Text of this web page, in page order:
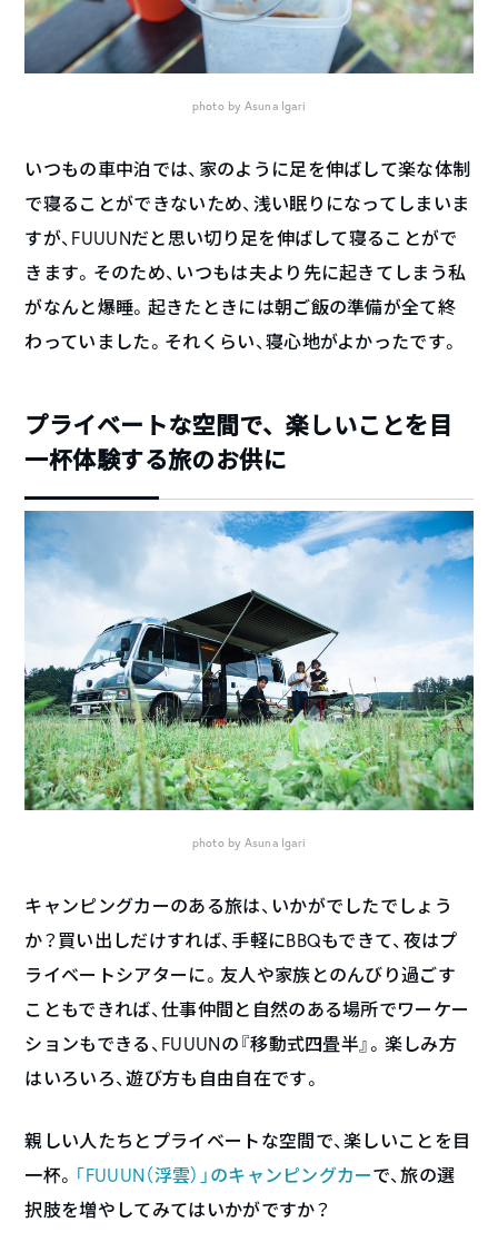
photo by Asuna Igari
いつもの車中泊では、家のように足を伸ばして楽な体制
で寝ることができないため、浅い眠りになってしまいま
すが、FUUUNだと思い切り足を伸ばして寝ることがで
きます。そのため、いつもは夫より先に起きてしまう私
がなんと爆睡。起きたときには朝ご飯の準備が全て終
わっていました。それくらい、寝心地がよかったです。
プライベートな空間で、楽しいことを目
一杯体験する旅のお供に
photo by Asuna Igari
キャンピングカーのある旅は、いかがでしたでしょう
か？買い出しだけすれば、手軽にBBQもできて、夜はプ
ライベートシアターに。友人や家族とのんびり過ごす
こともできれば、仕事仲間と自然のある場所でワーケー
ションもできる、FUUUNの『移動式四畳半』。楽しみ方
はいろいろ、遊び方も自由自在です。
親しい人たちとプライベートな空間で、楽しいことを目
一杯。 「FUUUN（浮雲）」のキャンピングカーで、旅の選
択肢を増やしてみてはいかがですか？